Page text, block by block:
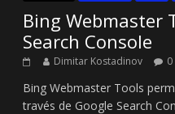
Bing Webmaster
Search Console
Dimitar Kostadinov 0
Bing Webmaster Tools
través de Google Search